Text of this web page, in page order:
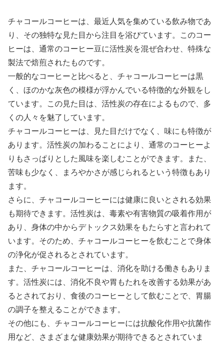
チャコールコーヒーは、最近人気を集めている飲み物であ
り、その独特な見た目から注目を浴びています。このコー
ヒーは、通常のコーヒー豆に活性炭を混ぜ合わせ、特殊な
製法で焙煎されたものです。
一般的なコーヒーと比べると、チャコールコーヒーは黒
く、ほのかな灰色の模様が浮かんでいる特徴的な外観をし
ています。この見た目は、活性炭の存在によるもので、多
くの人々を魅了しています。
チャコールコーヒーは、見た目だけでなく、味にも特徴が
あります。活性炭の加わることにより、通常のコーヒーよ
りもさっぱりとした風味を楽しむことができます。また、
苦味も少なく、まろやかさが感じられるという特徴もあり
ます。
さらに、チャコールコーヒーには健康に良いとされる効果
も期待できます。活性炭は、毒素や有害物質の吸着作用が
あり、身体の中からデトックス効果をもたらすと言われて
います。そのため、チャコールコーヒーを飲むことで身体
の浄化が促されるとされています。
また、チャコールコーヒーは、消化を助ける働きもありま
す。活性炭には、消化不良や胃もたれを改善する効果があ
るとされており、食後のコーヒーとして飲むことで、胃腸
の調子を整えることができます。
その他にも、チャコールコーヒーには抗酸化作用や抗菌作
用など、さまざまな健康効果が期待できるとされていま